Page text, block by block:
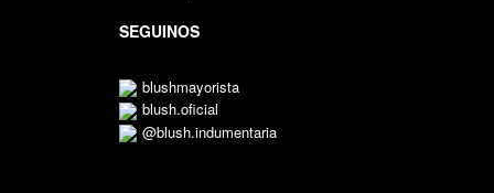
SEGUINOS
blushmayorista
blush.oficial
@blush.indumentaria